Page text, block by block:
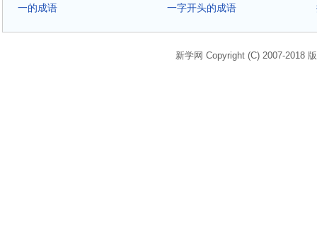
一的成语
一字开头的成语
新学网 Copyright (C) 2007-2018